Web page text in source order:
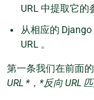
URL 中提取它的
从相应的
URL 。
第一条我们在前面
URL *，*反向 URL